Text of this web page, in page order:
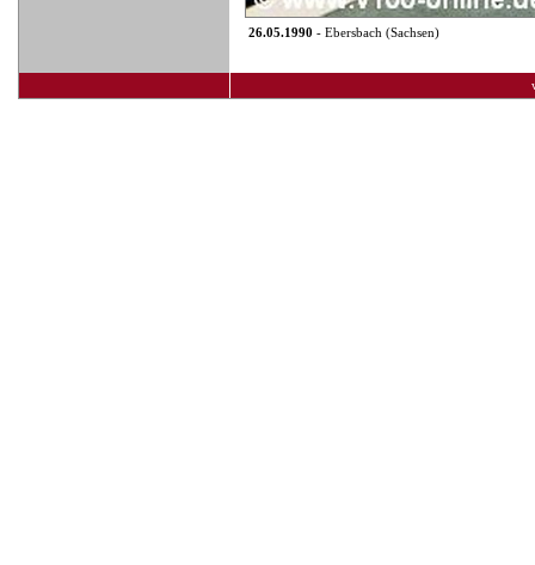
26.05.1990 - Ebersbach (Sachsen)